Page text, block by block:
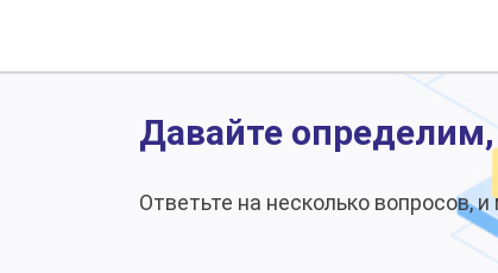
Давайте
Ответьте на несколько вопросов,